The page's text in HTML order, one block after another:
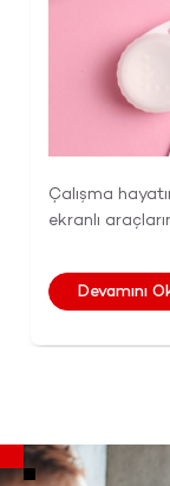
Çalışma
ekranlı
Devamını